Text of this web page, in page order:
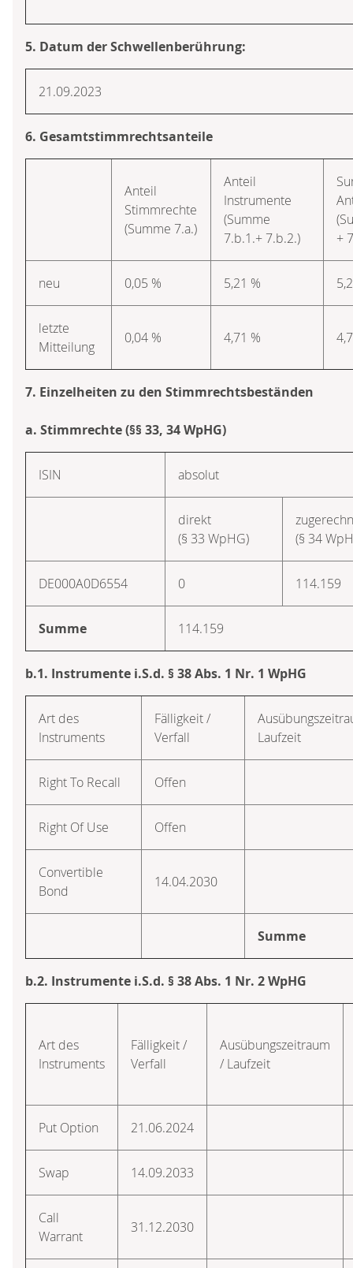
5. Datum der Schwellenberührung:
21.09.2023
6. Gesamtstimmrechtsanteile
Anteil
Stimmrechte
(Summe 7.a.)
Anteil
Instrumente
(Summe
7.b.1.+ 7.b.2.)
+
neu 0,05 % 5,21 %
letzte
Mitteilung
0,04 % 4,71 %
7. Einzelheiten zu den Stimmrechtsbeständen
a. Stimmrechte (§§ 33, 34 WpHG)
ISIN absolut
direkt
(§ 33 WpHG)
(§ 34
DE000A0D6554 0 114.159
Summe 114.159
b.1. Instrumente i.S.d. § 38 Abs. 1 Nr. 1 WpHG
Art des
Instruments
Fälligkeit /
Verfall
Laufzeit
Right To Recall Offen
Right Of Use Offen
Convertible
Bond
14.04.2030
Summe
b.2. Instrumente i.S.d. § 38 Abs. 1 Nr. 2 WpHG
Art des
Instruments
Fälligkeit /
Verfall
Ausübungszeitraum
/ Laufzeit
Put Option 21.06.2024
Swap 14.09.2033
Call
Warrant
31.12.2030